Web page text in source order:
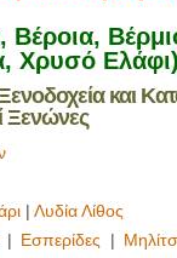
Χρυσό
και
Ξενώνες
| Λυδία Λίθος
| Εσπερίδες |